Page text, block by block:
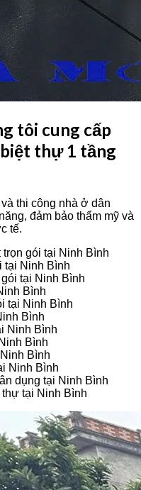
tôi cung cấp
thự 1 tầng
thi công nhà ở dân
đảm bảo thẩm mỹ và
tế.
gói tại Ninh Bình
tại Ninh Bình
tại Ninh Bình
Bình
tại Ninh Bình
Bình
Ninh Bình
Bình
Bình
Ninh Bình
dụng tại Ninh Bình
tại Ninh Bình